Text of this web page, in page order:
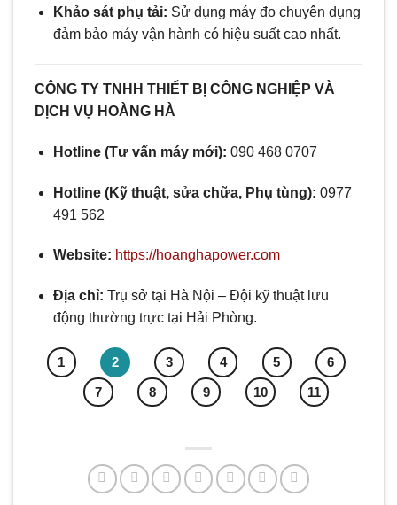
Khảo sát phụ tải: Sử dụng máy đo chuyên dụng
đảm bảo máy vận hành có hiệu suất cao nhất.
CÔNG TY TNHH THIẾT BỊ CÔNG NGHIỆP VÀ
DỊCH VỤ HOÀNG HÀ
Hotline (Tư vấn máy mới): 090 468 0707
Hotline (Kỹ thuật, sửa chữa, Phụ tùng): 0977
491 562
Website: https://hoanghapower.com
Địa chỉ: Trụ sở tại Hà Nội – Đội kỹ thuật lưu
động thường trực tại Hải Phòng.
1 2 3 4 5
6
7
8 9 10 11